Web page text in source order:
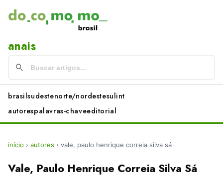
anais
brasilsudestenorte/nordestesulint
autorespalavras-chaveeditorial
início › autores › vale, paulo henrique correia silva sá
Vale, Paulo Henrique Correia Silva Sá